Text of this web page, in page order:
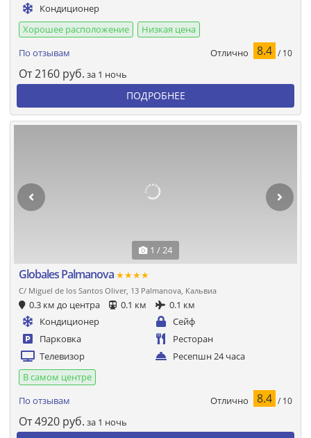
Кондиционер
Хорошее расположение
Низкая цена
По отзывам
Отлично 8.4 / 10
От2160 руб. за 1 ночь
ПОДРОБНЕЕ
1 / 24
Globales Palmanova ★★★★
C/ Miguel de los Santos Oliver, 13 Palmanova, Кальвиа
0.3 км до центра 0.1 км
0.1 км
Кондиционер
Сейф
Парковка
Ресторан
Телевизор
Ресепшн 24 часа
В самом центре
По отзывам
Отлично 8.4 / 10
От4920 руб. за 1 ночь